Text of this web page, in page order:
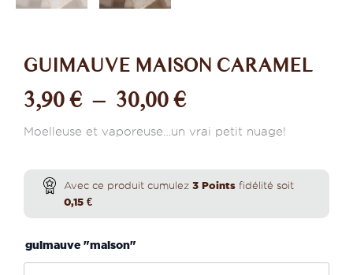
GUIMAUVE MAISON CARAMEL
3,90€ – 30,00€Plage
de
prix :
Moelleuse et vaporeuse…un vrai petit nuage!
Avec ce produit cumulez 3 Points fidélité soit
0,15 €
guimauve "maison"
quantité
Guimauve
maison